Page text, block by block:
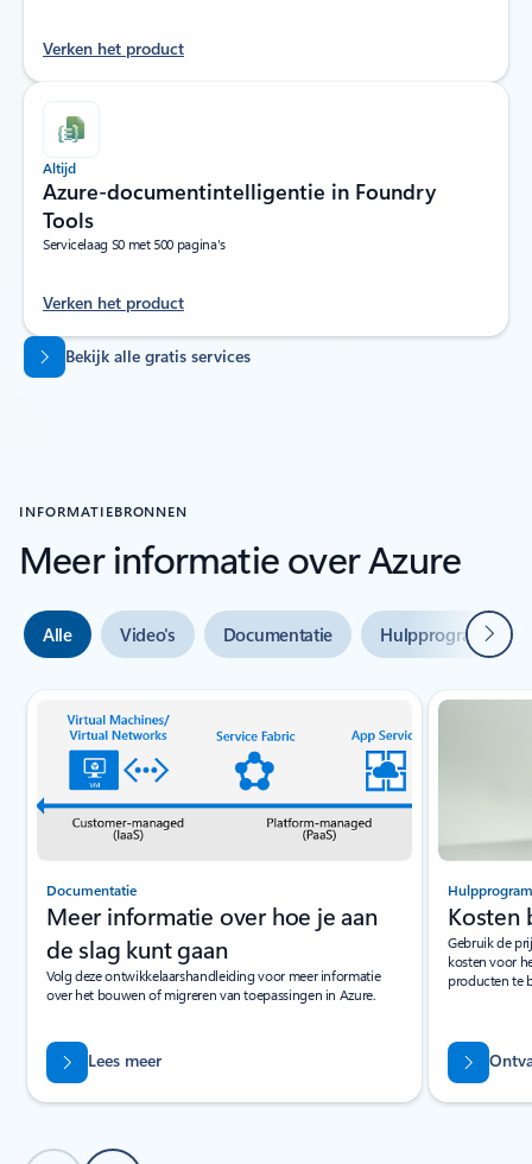
Verken het product
Altijd
Azure-documentintelligentie in Foundry
Tools
Servicelaag S0 met 500 pagina's
Verken het product
Terug naar tabbladen
Bekijk alle gratis services
INFORMATIEBRONNEN
Meer informatie over Azure
Alle Video's Documentatie Hulpprogramma's
Dia {0} {1} indicator
Documentatie
Meer informatie over hoe je aan
de slag kunt gaan
Volg deze ontwikkelaarshandleiding voor meer informatie
over het bouwen of migreren van toepassingen in Azure.
Lees meer
Kosten
Gebruik de
kosten voor
producten te